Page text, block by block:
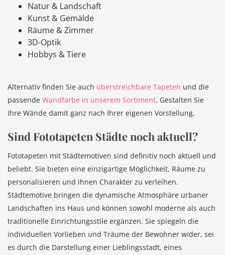
Natur & Landschaft
Kunst & Gemälde
Räume & Zimmer
3D-Optik
Hobbys & Tiere
Alternativ finden Sie auch überstreichbare Tapeten und die
passende Wandfarbe in unserem Sortiment. Gestalten Sie
Ihre Wände damit ganz nach Ihrer eigenen Vorstellung.
Sind Fototapeten Städte noch aktuell?
Fototapeten mit Städtemotiven sind definitiv noch aktuell und
beliebt. Sie bieten eine einzigartige Möglichkeit, Räume zu
personalisieren und ihnen Charakter zu verleihen.
Städtemotive bringen die dynamische Atmosphäre urbaner
Landschaften ins Haus und können sowohl moderne als auch
traditionelle Einrichtungsstile ergänzen. Sie spiegeln die
individuellen Vorlieben und Träume der Bewohner wider, sei
es durch die Darstellung einer Lieblingsstadt, eines